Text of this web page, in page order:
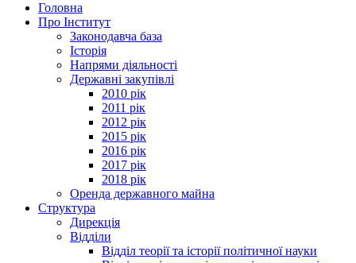
Головна
Про Інститут
Законодавча база
Історія
Напрями діяльності
Державні закупівлі
2010 рік
2011 рік
2012 рік
2015 рік
2016 рік
2017 рік
2018 рік
Оренда державного майна
Структура
Дирекція
Відділи
Відділ теорії та історії політичної науки